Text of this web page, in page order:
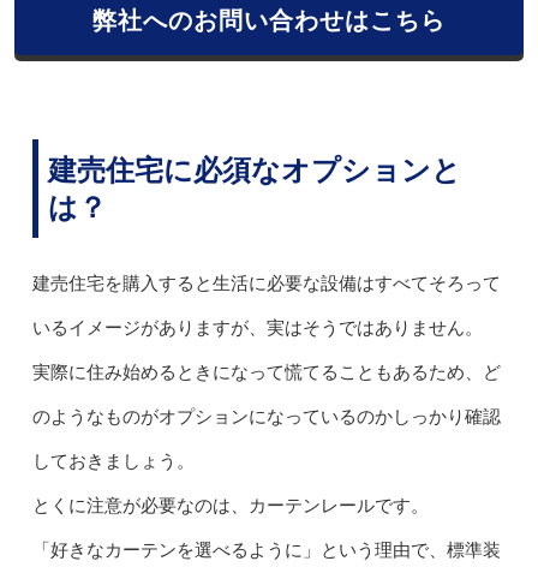
弊社へのお問い合わせはこちら
建売住宅に必須なオプションと
は？
建売住宅を購入すると生活に必要な設備はすべてそろって
いるイメージがありますが、実はそうではありません。
実際に住み始めるときになって慌てることもあるため、ど
のようなものがオプションになっているのかしっかり確認
しておきましょう。
とくに注意が必要なのは、カーテンレールです。
「好きなカーテンを選べるように」という理由で、標準装